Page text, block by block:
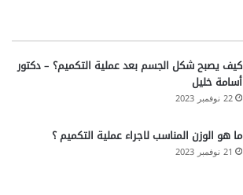
كيف يصبح شكل الجسم بعد عملية التكميم؟ – دكتور
أسامة خليل
22 نوفمبر 2023
ما هو الوزن المناسب لاجراء عملية التكميم ؟
21 نوفمبر 2023